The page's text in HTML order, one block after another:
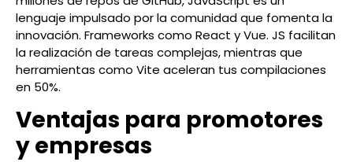
lenguaje impulsado por la comunidad que fomenta la
innovación. Frameworks como React y Vue. JS facilitan
la realización de tareas complejas, mientras que
herramientas como Vite aceleran tus compilaciones
en 50%.
Ventajas para promotores
y empresas